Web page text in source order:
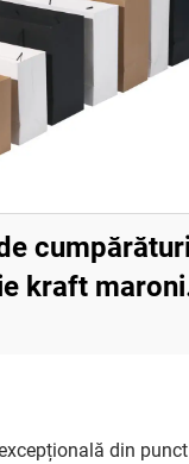
cumpărături
kraft
bucăți
din